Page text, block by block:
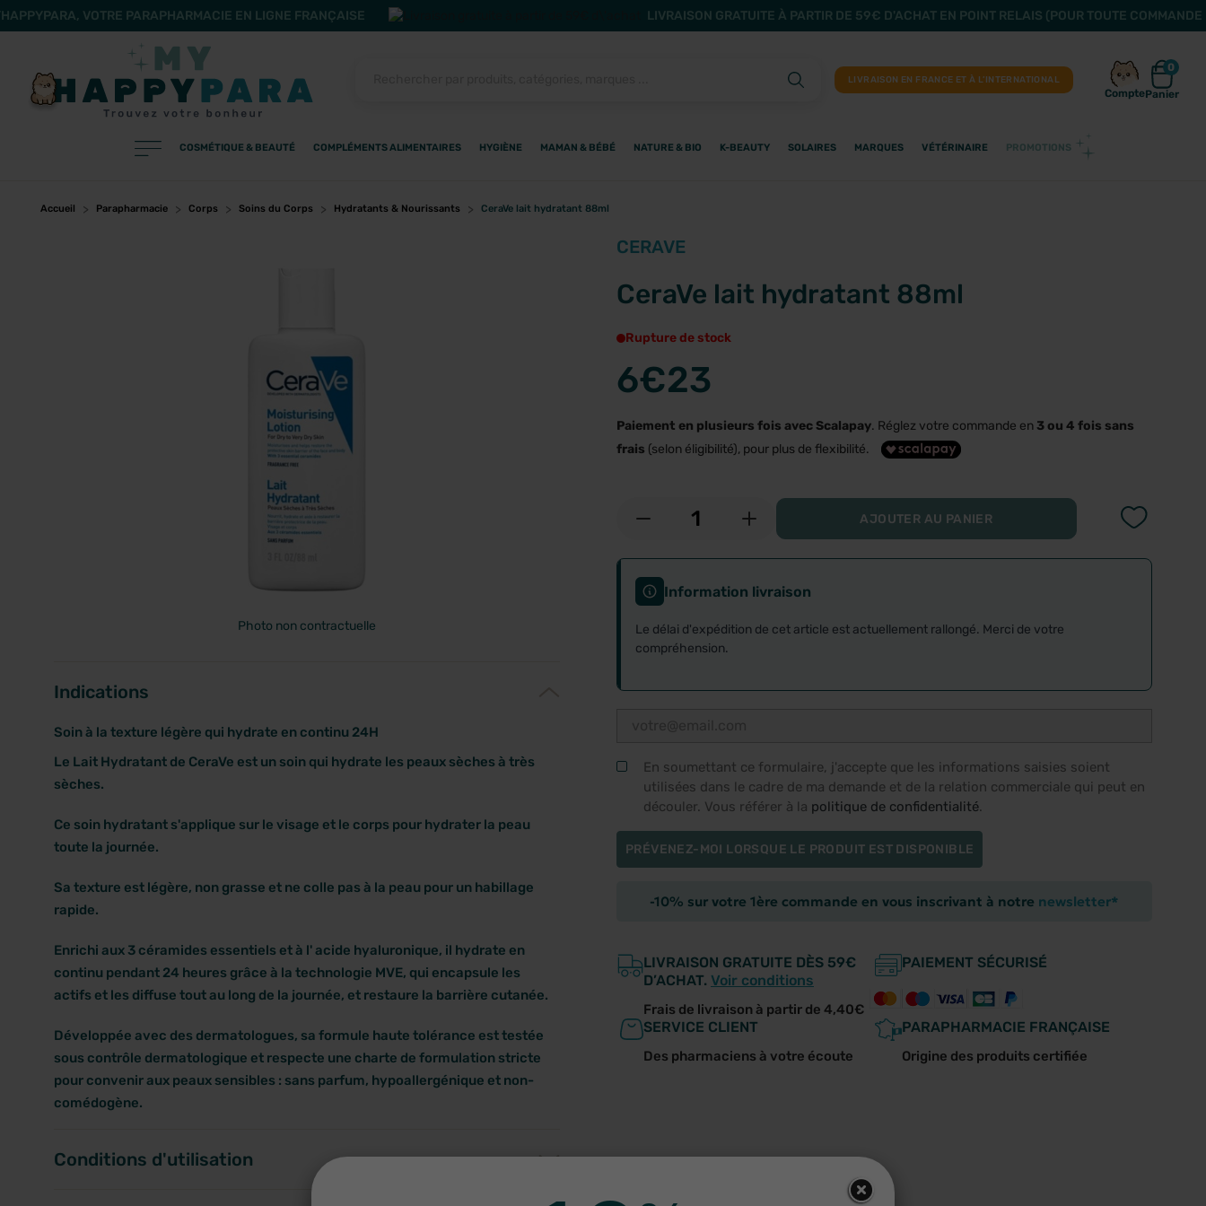
VOTRE PARAPHARMACIE EN LIGNE FRANÇAISE LIVRAISON GRATUITE À PARTIR DE 59€ D'ACHAT EN POINT RELAIS (POUR TOUTE
Filtres PRODUITS
LIVRAISON EN FRANCE ET À L’INTERNATIONAL
Compte
0
Panier
COSMÉTIQUE & BEAUTÉ COMPLÉMENTS ALIMENTAIRES HYGIÈNE MAMAN & BÉBÉ NATURE & BIO K-BEAUTY SOLAIRES MARQUES VÉTÉRINAIRE PROMOTIONS
Accueil Parapharmacie Corps Soins du Corps Hydratants & Nourissants CeraVe lait hydratant 88ml
CERAVE
CeraVe lait hydratant 88ml
Rupture de stock
6€23
Paiement en plusieurs fois avec Scalapay. Réglez votre commande en 3 ou 4 fois sans
frais (selon éligibilité), pour plus de flexibilité.
- + AJOUTER AU PANIER
Information livraison
Le délai d'expédition de cet article est actuellement rallongé. Merci de votre
compréhension.
En soumettant ce formulaire, j'accepte que les informations saisies soient
utilisées dans le cadre de ma demande et de la relation commerciale qui peut en
découler. Vous référer à la politique de confidentialité.
PRÉVENEZ-MOI LORSQUE LE PRODUIT EST DISPONIBLE
-10% sur votre 1ère commande en vous inscrivant à notre newsletter*
LIVRAISON GRATUITE DÈS 59€
D’ACHAT. Voir conditions
Frais de livraison à partir de 4,40€
PAIEMENT SÉCURISÉ
SERVICE CLIENT
Des pharmaciens à votre écoute
PARAPHARMACIE FRANÇAISE
Origine des produits certifiée
Photo non contractuelle
Indications
Soin à la texture légère qui hydrate en continu 24H
Le Lait Hydratant de CeraVe est un soin qui hydrate les peaux sèches à très
sèches.
Ce soin hydratant s'applique sur le visage et le corps pour hydrater la peau
toute la journée.
Sa texture est légère, non grasse et ne colle pas à la peau pour un habillage
rapide.
Enrichi aux 3 céramides essentiels et à l' acide hyaluronique, il hydrate en
continu pendant 24 heures grâce à la technologie MVE, qui encapsule les
actifs et les diffuse tout au long de la journée, et restaure la barrière cutanée.
Développée avec des dermatologues, sa formule haute tolérance est testée
sous contrôle dermatologique et respecte une charte de formulation stricte
pour convenir aux peaux sensibles : sans parfum, hypoallergénique et non-
comédogène.
Conditions d'utilisation